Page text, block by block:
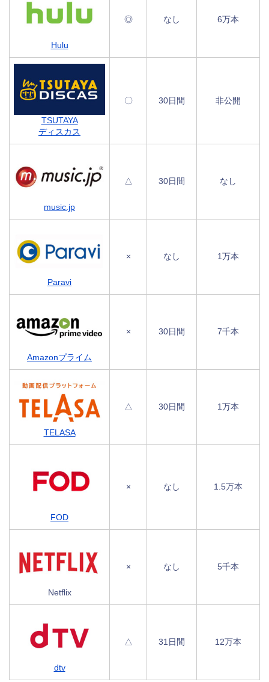
Hulu
◎ なし 6万本
TSUTAYA
ディスカス
〇 30日間 非公開
music.jp
△ 30日間 なし
Paravi
× なし 1万本
Amazonプライム
× 30日間 7千本
TELASA
△ 30日間 1万本
FOD
× なし 1.5万本
Netflix
× なし 5千本
dtv
△ 31日間 12万本